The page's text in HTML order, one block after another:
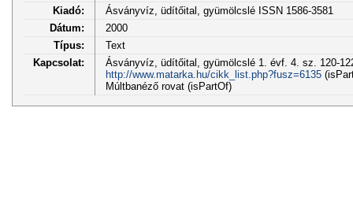
Kiadó:
Ásványvíz, üdítőital, gyümölcslé ISSN 1586-3581
Dátum:
2000
Típus:
Text
Kapcsolat:
Ásványvíz, üdítőital, gyümölcslé 1. évf. 4. sz. 120-
http://www.matarka.hu/cikk_list.php?fusz=6135
Múltbanéző rovat (isPartOf)